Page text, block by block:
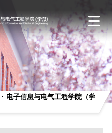
电子信息与电气工程学院（学